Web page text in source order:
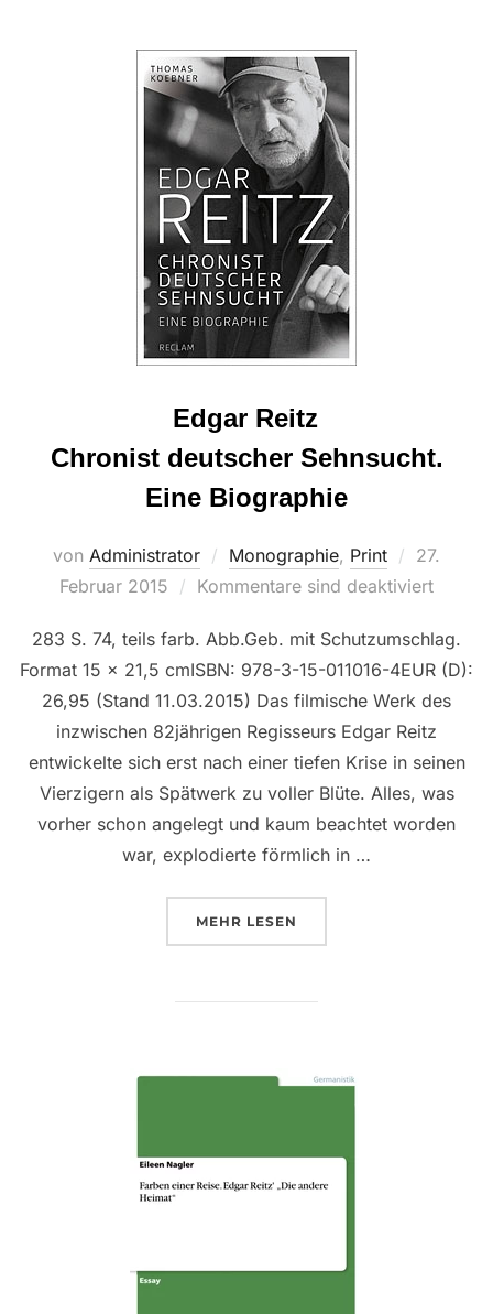
Edgar Reitz
Chronist deutscher Sehnsucht.
Eine Biographie
von Administrator Monographie, Print
am
27.
Februar 2015
Kommentare sind deaktiviert
283 S. 74, teils farb. Abb.Geb. mit Schutzumschlag.
Format 15 x 21,5 cmISBN: 978-3-15-011016-4EUR (D):
26,95 (Stand 11.03.2015) Das filmische Werk des
inzwischen 82jährigen Regisseurs Edgar Reitz
entwickelte sich erst nach einer tiefen Krise in seinen
Vierzigern als Spätwerk zu voller Blüte. Alles, was
vorher schon angelegt und kaum beachtet worden
war, explodierte förmlich in …
MEHR ÜBER “EDGAR REITZ
CHRONIST DEUTSCHER
LESEN